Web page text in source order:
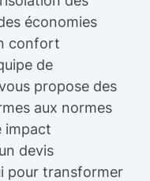
économies
confort
de
propose des
aux normes
impact
devis
pour transformer